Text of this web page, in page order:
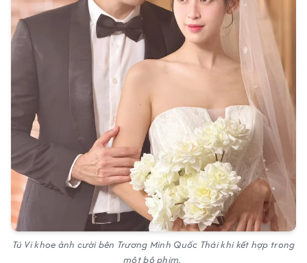
Tú Vi khoe ảnh cười bên Trương Minh Quốc Thái khi kết hợp trong
một bộ phim.